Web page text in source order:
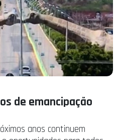
de emancipação
anos continuem